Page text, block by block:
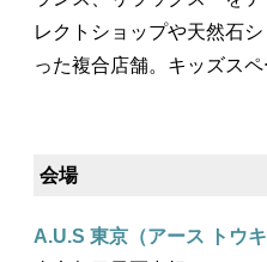
レクトショップや天然石
った複合店舗。キッズスペ
会場
A.U.S 東京（アース トウキ